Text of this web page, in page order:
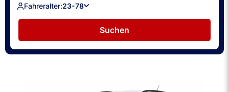
Fahreralter:23-78
Suchen